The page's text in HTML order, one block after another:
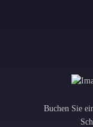
Buchen Sie